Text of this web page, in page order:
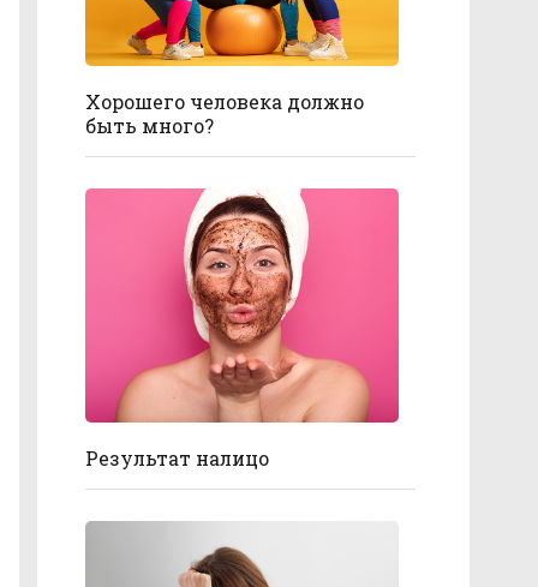
Хорошего человека должно
быть много?
Результат налицо